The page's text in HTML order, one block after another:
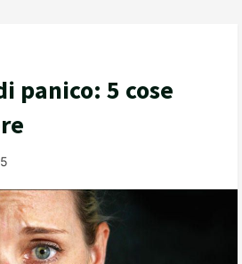
panico: 5 cose